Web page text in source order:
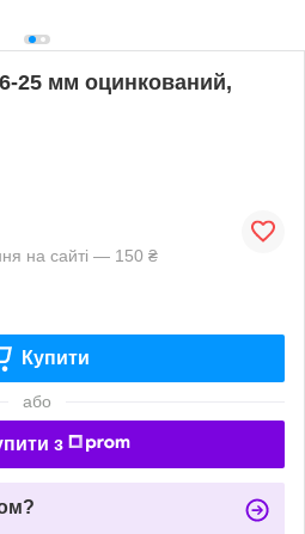
25 мм оцинкований,
на сайті — 150 ₴
Купити
або
з